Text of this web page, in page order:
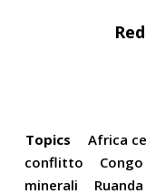
Topics Africa
conflitto
Congo
minerali
Ruanda